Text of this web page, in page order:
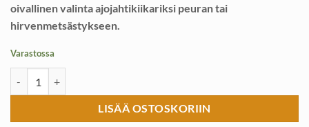
oivallinen valinta ajojahtikiikariksi peuran tai
hirvenmetsästykseen.
Varastossa
LISÄÄ OSTOSKORIIN